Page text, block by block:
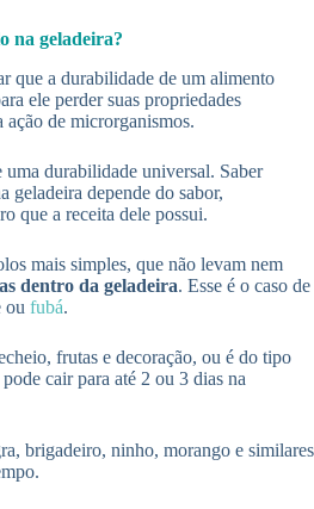
na geladeira?
que a durabilidade de um alimento
ele perder suas propriedades
ação de microrganismos.
durabilidade universal. Saber
geladeira depende do sabor,
que a receita dele possui.
mais simples, que não levam nem
dentro da geladeira. Esse é o caso de
ou fubá.
frutas e decoração, ou é do tipo
cair para até 2 ou 3 dias na
brigadeiro, ninho, morango e similares